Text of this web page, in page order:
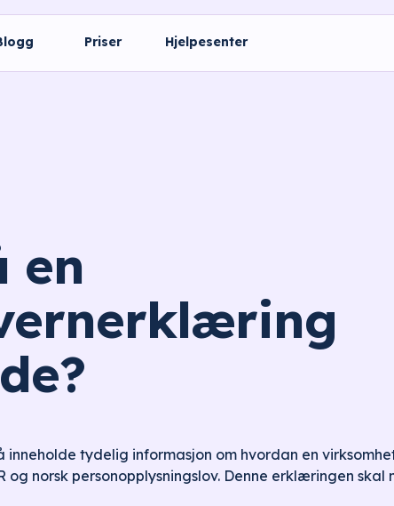
Priser Hjelpesenter
en
inneholde tydelig informasjon om hvordan en
og norsk personopplysningslov. Denne erklæringen